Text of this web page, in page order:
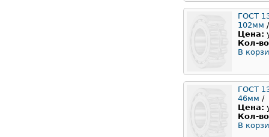
ГОСТ
102мм /
Цена:
Кол-
В
ГОСТ
46мм /
Цена:
Кол-
В